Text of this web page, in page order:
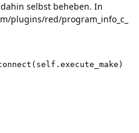
selbst beheben. In
plugins/red/program_info_c_